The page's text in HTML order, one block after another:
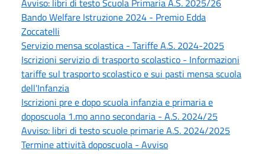
Bando Welfare Istruzione 2024 - Premio Edda
Zoccatelli
Servizio mensa scolastica - Tariffe A.S. 2024-2025
Iscrizioni servizio di trasporto scolastico - Informazioni
tariffe sul trasporto scolastico e sui pasti mensa scuola
dell'Infanzia
Iscrizioni pre e dopo scuola infanzia e primaria e
doposcuola 1.mo anno secondaria - A.S. 2024/25
Avviso: libri di testo scuole primarie A.S. 2024/2025
Termine attività doposcuola - Avviso